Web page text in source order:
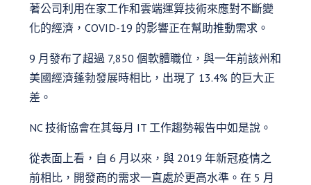
著公司利用在家工作和雲端運算技術來應對不斷變
化的經濟，COVID-19 的影響正在幫助推動需求。
9 月發布了超過 7,850 個軟體職位，與一年前該州和
美國經濟蓬勃發展時相比，出現了 13.4% 的巨大正
差。
NC 技術協會在其每月 IT 工作趨勢報告中如是說。
從表面上看，自 6 月以來，與 2019 年新冠疫情之
前相比，開發商的需求一直處於更高水準。在 5 月